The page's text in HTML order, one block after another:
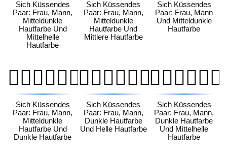
Sich Küssendes
Paar: Frau, Mann,
Mitteldunkle
Hautfarbe Und
Mittelhelle
Hautfarbe
Sich Küssendes
Paar: Frau, Mann,
Mitteldunkle
Hautfarbe Und
Mittlere Hautfarbe
Sich Küssendes
Paar: Frau, Mann
Und Mitteldunkle
Hautfarbe
👩🏾‍❤️‍💋‍👨🏿
Sich Küssendes
Paar: Frau, Mann,
Mitteldunkle
Hautfarbe Und
Dunkle Hautfarbe
👩🏿‍❤️‍💋‍👨🏻
Sich Küssendes
Paar: Frau, Mann,
Dunkle Hautfarbe
Und Helle Hautfarbe
👩🏿‍❤️‍💋‍👨🏼
Sich Küssendes
Paar: Frau, Mann,
Dunkle Hautfarbe
Und Mittelhelle
Hautfarbe